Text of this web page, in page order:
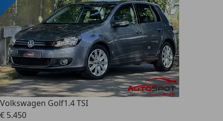
Volkswagen Golf1.4 TSI
€ 5.450